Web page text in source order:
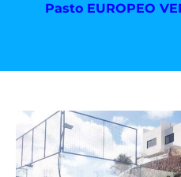
Pasto EUROPEO